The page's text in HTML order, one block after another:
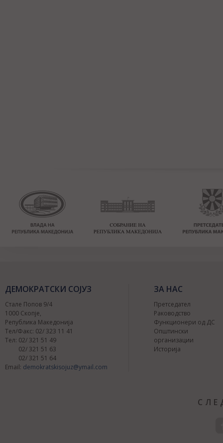
ДЕМОКРАТСКИ СОЈУЗ
Стале Попов 9/4
1000 Скопје,
Република Македонија
Тел/Факс: 02/ 323 11 41
Тел: 02/ 321 51 49
02/ 321 51 63
02/ 321 51 64
Email: demokratskisojuz@ymail.com
ЗА НАС
Претседател
Раководство
Функционери од ДС
Општински
организации
Историја